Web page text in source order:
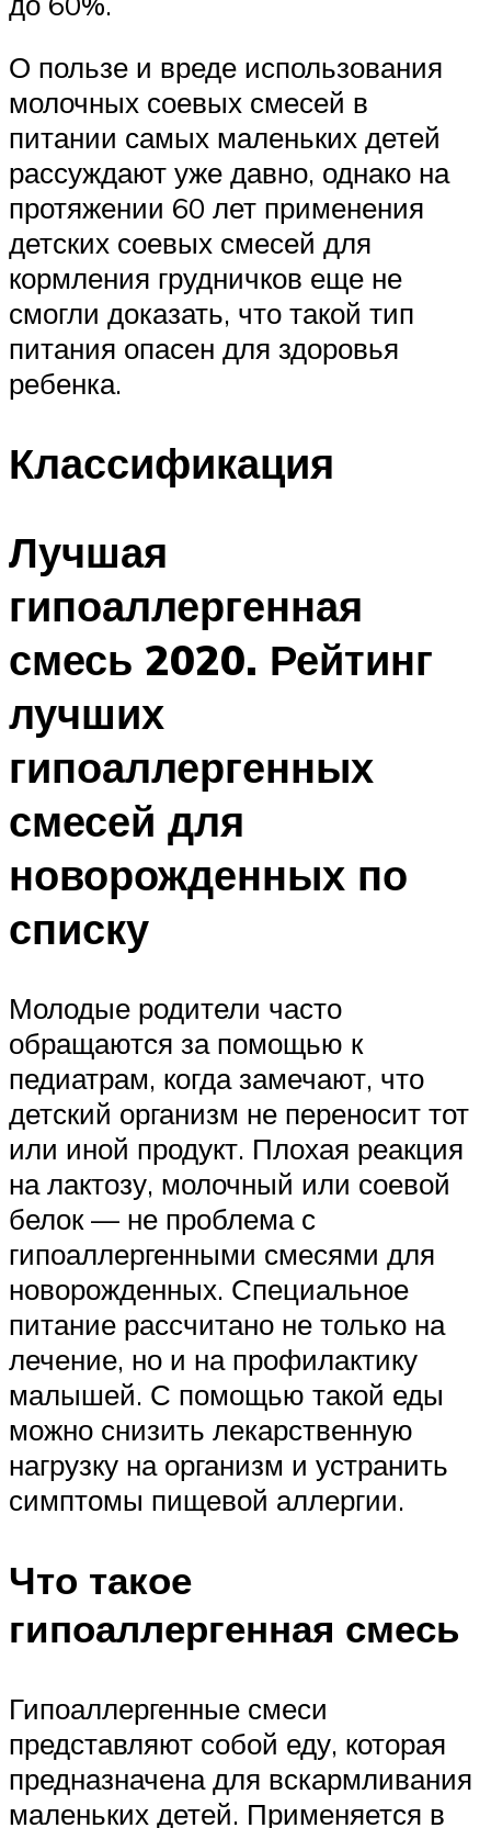
О пользе и вреде использования
молочных соевых смесей в
питании самых маленьких детей
рассуждают уже давно, однако на
протяжении 60 лет применения
детских соевых смесей для
кормления грудничков еще не
смогли доказать, что такой тип
питания опасен для здоровья
ребенка.
Классификация
Лучшая
гипоаллергенная
смесь 2020. Рейтинг
лучших
гипоаллергенных
смесей для
новорожденных по
списку
Молодые родители часто
обращаются за помощью к
педиатрам, когда замечают, что
детский организм не переносит тот
или иной продукт. Плохая реакция
на лактозу, молочный или соевой
белок — не проблема с
гипоаллергенными смесями для
новорожденных. Специальное
питание рассчитано не только на
лечение, но и на профилактику
малышей. С помощью такой еды
можно снизить лекарственную
нагрузку на организм и устранить
симптомы пищевой аллергии.
Что такое
гипоаллергенная смесь
Гипоаллергенные смеси
представляют собой еду, которая
предназначена для вскармливания
маленьких детей. Применяется в